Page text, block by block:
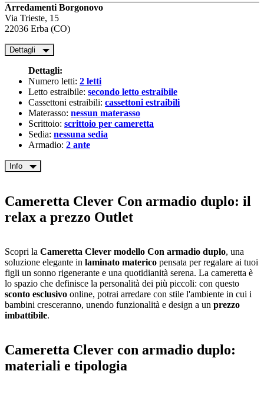
Arredamenti Borgonovo
Via Trieste, 15
22036 Erba (CO)
Dettagli
Dettagli:
Numero letti: 2 letti
Letto estraibile: secondo letto estraibile
Cassettoni estraibili: cassettoni estraibili
Materasso: nessun materasso
Scrittoio: scrittoio per cameretta
Sedia: nessuna sedia
Armadio: 2 ante
Info
Cameretta Clever Con armadio duplo: il
relax a prezzo Outlet
Scopri la Cameretta Clever modello Con armadio duplo, una
soluzione elegante in laminato materico pensata per regalare ai tuoi
figli un sonno rigenerante e una quotidianità serena. La cameretta è
lo spazio che definisce la personalità dei più piccoli: con questo
sconto esclusivo online, potrai arredare con stile l'ambiente in cui i
bambini cresceranno, unendo funzionalità e design a un prezzo
imbattibile.
Cameretta Clever con armadio duplo:
materiali e tipologia